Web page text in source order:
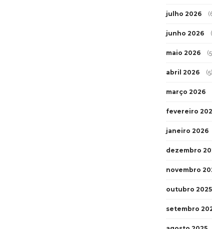
julho 2026
junho 2026
maio 2026
abril 2026 (5)
março 2026
fevereiro
janeiro 2026
dezembro
novembro
outubro 2025
setembro